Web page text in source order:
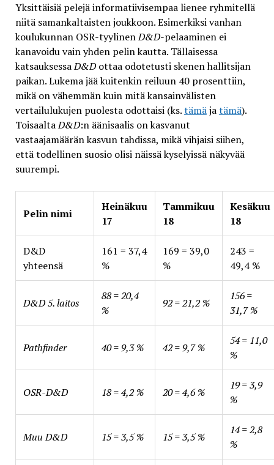
Yksittäisiä pelejä informatiivisempaa lienee ryhmitellä
niitä samankaltaisten joukkoon. Esimerkiksi vanhan
koulukunnan OSR-tyylinenD&D-pelaaminen ei
kanavoidu vain yhden pelin kautta. Tällaisessa
katsauksessaD&Dottaa odotetusti skenen hallitsijan
paikan. Lukema jää kuitenkin reiluun 40 prosenttiin,
mikä on vähemmän kuin mitä kansainvälisten
vertailulukujen puolesta odottaisi (ks.tämäjatämä).
ToisaaltaD&D:n äänisaalis on kasvanut
vastaajamäärän kasvun tahdissa, mikä vihjaisi siihen,
että todellinen suosio olisi näissä kyselyissä näkyvää
suurempi.
Pelin nimi
Heinäkuu
17
Tammikuu
18
Kesäkuu
18
D&D
yhteensä
161 = 37,4
%
169 = 39,0
%
243 =
49,4 %
D&D 5. laitos
88 = 20,4
%
92 = 21,2 %
156 =
31,7 %
Pathfinder 40 = 9,3 % 42 = 9,7 %
54 = 11,0
%
OSR-D&D 18 = 4,2 % 20 = 4,6 %
19 = 3,9
%
Muu D&D 15 = 3,5 % 15 = 3,5 %
14 = 2,8
%